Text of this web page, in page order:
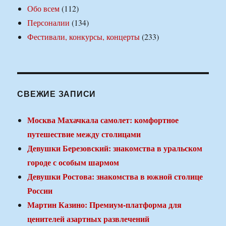
Обо всем(112)
Персоналии (134)
Фестивали, конкурсы, концерты(233)
СВЕЖИЕ ЗАПИСИ
Москва Махачкала самолет: комфортное
путешествие между столицами
Девушки Березовский: знакомства в уральском
городе с особым шармом
Девушки Ростова: знакомства в южной столице
России
Мартин Казино: Премиум-платформа для
ценителей азартных развлечений